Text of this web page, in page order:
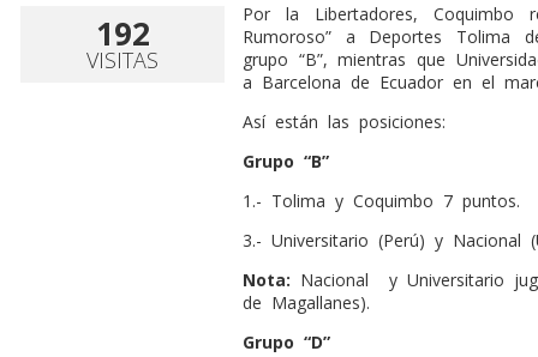
192
VISITAS
Por la Libertadores, Coquimbo
Rumoroso” a Deportes Tolima
grupo “B”, mientras que
a Barcelona de Ecuador en el
Así están las posiciones:
Grupo “B”
1.- Tolima y Coquimbo 7 puntos.
3.- Universitario (Perú) y Nacional
Nota: Nacional
y Universitario
de Magallanes).
Grupo “D”